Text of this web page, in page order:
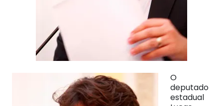
O
deputado
estadual